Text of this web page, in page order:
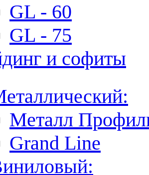
GL - 60
GL - 75
и софиты
Металл
Grand Line